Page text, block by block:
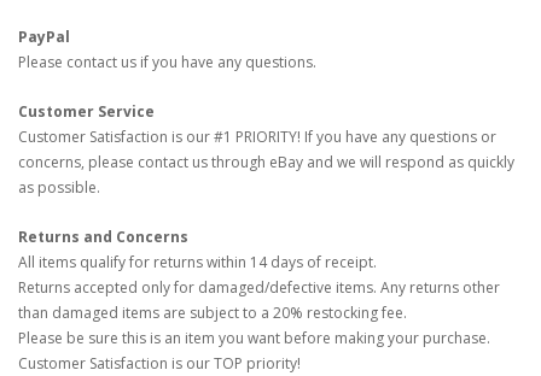
PayPal
Please contact us if you have any questions.
Customer Service
Customer Satisfaction is our #1 PRIORITY! If you have any questions or
concerns, please contact us through eBay and we will respond as quickly
as possible.
Returns and Concerns
All items qualify for returns within 14 days of receipt.
Returns accepted only for damaged/defective items. Any returns other
than damaged items are subject to a 20% restocking fee.
Please be sure this is an item you want before making your purchase.
Customer Satisfaction is our TOP priority!